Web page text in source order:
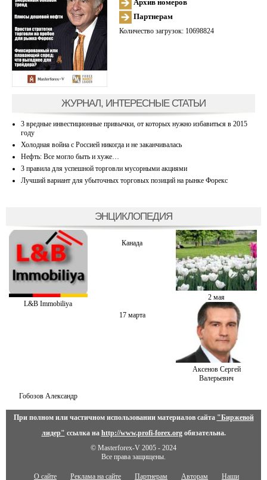
Архив номеров
Партнерам
Количество загрузок: 10698824
ЖУРНАЛ, ИНТЕРЕСНЫЕ СТАТЬИ
3 вредные инвестиционные привычки, от которых нужно избавиться в 2015
году
Холодная война с Россией никогда и не заканчивалась
Нефть: Все могло быть и хуже…
3 правила для успешной торговли мусорными акциями
Лучший вариант для убыточных торговых позиций на рынке Форекс
ЭНЦИКЛОПЕДИЯ
L&B Immobiliya
Канада
2 мая
17 марта
Аксенов Сергей
Валерьевич
Гобозов Александр
При полном или частичном использовании материалов сайта "Биржевой
лидер" ссылка на http://www.profi-forex.orgобязательна.
© Masterforex-V 2005 - 2024
Все права защищены.
О сайте Реклама на сайте Партнерам Авторам Наши